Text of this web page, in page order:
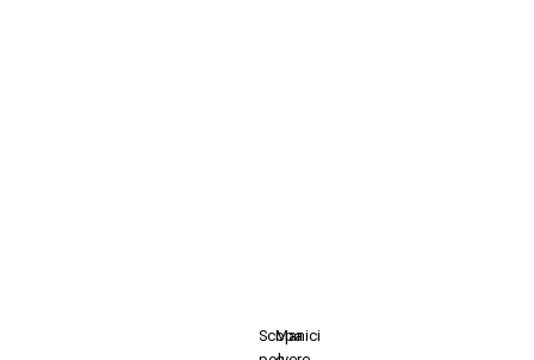
Scopa
Manici